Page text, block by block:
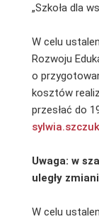
„Szkoła dla
W celu
Rozwoju
o
kosztów
przesłać do
Uwaga: w
uległy
W celu